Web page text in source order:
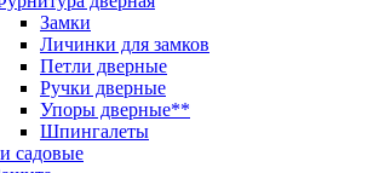
Замки
Личинки для замков
Петли дверные
Ручки дверные
Упоры дверные**
Шпингалеты
садовые